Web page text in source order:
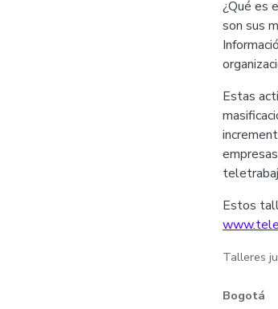
¿Qué es
son sus
Estas
Estos
Talleres
Bogotá